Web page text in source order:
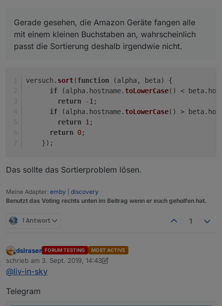
Gerade gesehen, die Amazon Geräte fangen alle
mit einem kleinen Buchstaben an, wahrscheinlich
passt die Sortierung deshalb irgendwie nicht.
versuch. sort(function (alpha, beta) {
if (alpha. hostname.toLowerCase() < beta.
return -1 ;
if (alpha. hostname.toLowerCase() > beta.
return 1 ;
return 0;
    });
Das sollte das Sortierproblem lösen.
Meine Adapter: emby
discovery
Benutzt das Voting rechts unten im Beitrag wenn er euch geholfen hat.
1 Antwort 1
Offline
dslraser FORUM TESTING MOST ACTIVE
schrieb am 3. Sept. 2019, 14:43
zuletzt editiert von dslraser9. März 2019, 16:44
@liv-in-sky
Telegram